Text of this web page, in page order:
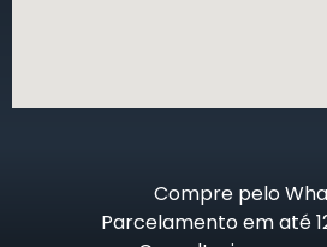
Compre pelo
Parcelamento em até